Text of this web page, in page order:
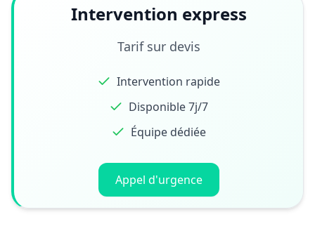
Intervention express
Tarif sur devis
Intervention rapide
Disponible 7j/7
Équipe dédiée
Appel d'urgence